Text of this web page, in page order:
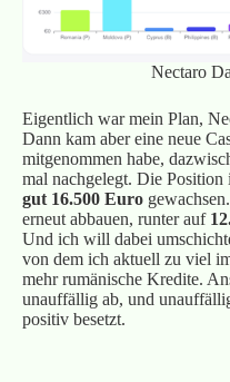
Nectaro
Eigentlich war mein Plan,
Dann kam aber eine neue
mitgenommen habe,
mal nachgelegt. Die
gut 16.500 Euro
erneut abbauen, runter auf
Und ich will dabei
von dem ich aktuell zu viel
mehr rumänische Kredite.
unauffällig ab, und
positiv besetzt.